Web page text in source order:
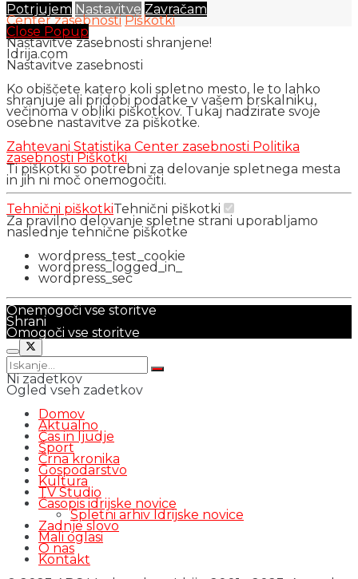
Potrjujem Nastavitve Zavračam
Center zasebnosti Piškotki
Close Popup
Nastavitve zasebnosti shranjene!
Idrija.com
Nastavitve zasebnosti
Ko obiščete katero koli spletno mesto, le to lahko
shranjuje ali pridobi podatke v vašem brskalniku,
večinoma v obliki piškotkov. Tukaj nadzirate svoje
osebne nastavitve za piškotke.
Zahtevani Statistika Center zasebnosti Politika
zasebnostiPiškotki
Ti piškotki so potrebni za delovanje spletnega mesta
in jih ni moč onemogočiti.
Tehnični piškotkiTehnični piškotki
Za pravilno delovanje spletne strani uporabljamo
naslednje tehnične piškotke
wordpress_test_cookie
wordpress_logged_in_
wordpress_sec
Onemogoči vse storitve
Shrani
Omogoči vse storitve
Ni zadetkov
Ogled vseh zadetkov
Domov
Aktualno
Čas in ljudje
Šport
Črna kronika
Gospodarstvo
Kultura
TV Studio
Časopis idrijske novice
Spletni arhiv Idrijske novice
Zadnje slovo
Mali oglasi
O nas
Kontakt